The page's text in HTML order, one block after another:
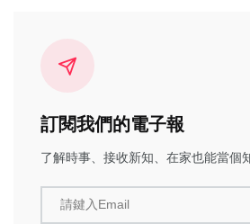
訂閱我們的電子報
了解時事、接收新知、在家也能當個
請鍵入Email